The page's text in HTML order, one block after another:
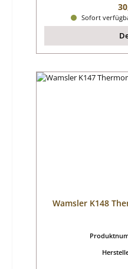
Sofort
Wamsler K148